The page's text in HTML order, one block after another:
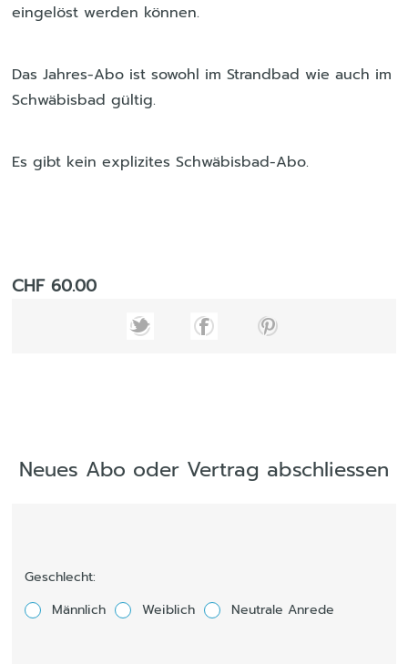
eingelöst werden können.
Das Jahres-Abo ist sowohl im Strandbad wie auch im
Schwäbisbad gültig.
Es gibt kein explizites Schwäbisbad-Abo.
CHF 60.00
Neues Abo oder Vertrag abschliessen
Geschlecht:
Männlich
Weiblich Neutrale Anrede